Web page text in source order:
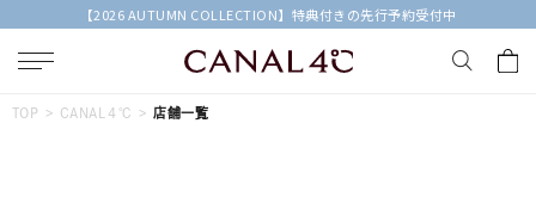
【2026 AUTUMN COLLECTION】特典付きの先行予約受付中
TOP CANAL４℃ 店舗一覧